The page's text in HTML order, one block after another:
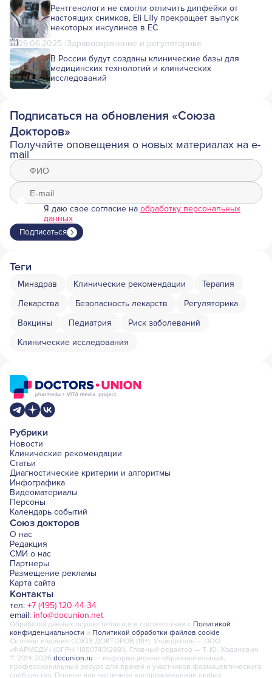
Рентгенологи не смогли отличить дипфейки от
настоящих снимков, Eli Lilly прекращает выпуск
некоторых инсулинов в ЕС
09.06.2025 Здравоохранение и регуляторика
В России будут созданы клинические базы для
медицинских технологий и клинических
исследований
Подписаться на обновления «Союза
Докторов»
Получайте оповещения о новых материалах на e-
mail
Я даю свое согласие на обработку персональных
данных
Подписаться
Теги
Минздрав Клинические рекомендации
Терапия
Лекарства
Безопасность лекарств
Регуляторика
Вакцины
Педиатрия
Риск заболеваний
Клинические исследования
Рубрики
Новости
Клинические рекомендации
Статьи
Диагностические критерии и алгоритмы
Инфографика
Видеоматериалы
Персоны
Календарь событий
Союз докторов
О нас
Редакция
СМИ о нас
Партнеры
Размещение рекламы
Карта сайта
Контакты
тел: +7 (495) 120-44-34
email: info@docunion.net
Обработка данных осуществляется в соответствии с Политикой
конфиденциальности и Политикой обработки файлов cookie
Сетевое издание СОЮЗ ДОКТОРОВ (18+). Учредитель — ООО
«ФАРМЕДУ» (ОГРН 1185074012881). Главный редактор — Т. Ю. Ходанович
© 2014-2026 docunion.ru — информационно-образовательный,
профессиональный ресурс для врачей и участников фармацевтического
сообщества. Полное или частичное воспроизведение любых